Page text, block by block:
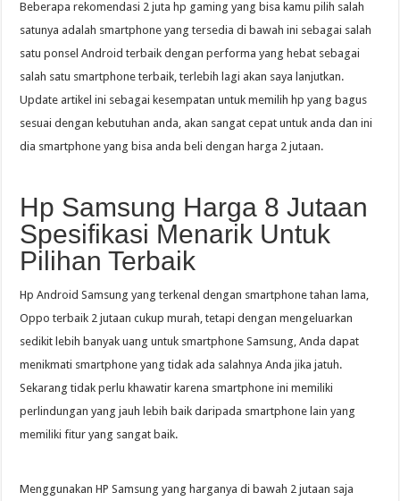
Beberapa rekomendasi 2 juta hp gaming yang bisa kamu pilih salah
satunya adalah smartphone yang tersedia di bawah ini sebagai salah
satu ponsel Android terbaik dengan performa yang hebat sebagai
salah satu smartphone terbaik, terlebih lagi akan saya lanjutkan.
Update artikel ini sebagai kesempatan untuk memilih hp yang bagus
sesuai dengan kebutuhan anda, akan sangat cepat untuk anda dan ini
dia smartphone yang bisa anda beli dengan harga 2 jutaan.
Hp Samsung Harga 8 Jutaan
Spesifikasi Menarik Untuk
Pilihan Terbaik
Hp Android Samsung yang terkenal dengan smartphone tahan lama,
Oppo terbaik 2 jutaan cukup murah, tetapi dengan mengeluarkan
sedikit lebih banyak uang untuk smartphone Samsung, Anda dapat
menikmati smartphone yang tidak ada salahnya Anda jika jatuh.
Sekarang tidak perlu khawatir karena smartphone ini memiliki
perlindungan yang jauh lebih baik daripada smartphone lain yang
memiliki fitur yang sangat baik.
Menggunakan HP Samsung yang harganya di bawah 2 jutaan saja